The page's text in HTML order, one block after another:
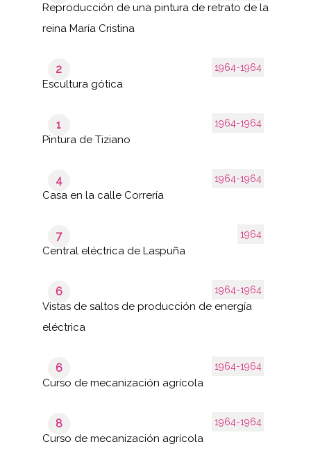
Reproducción de una pintura de retrato de la
reina María Cristina
1964-1964
2
Escultura gótica
1964-1964
1
Pintura de Tiziano
1964-1964
4
Casa en la calle Correría
1964
7
Central eléctrica de Laspuña
1964-1964
6
Vistas de saltos de producción de energía
eléctrica
1964-1964
6
Curso de mecanización agrícola
1964-1964
8
Curso de mecanización agrícola